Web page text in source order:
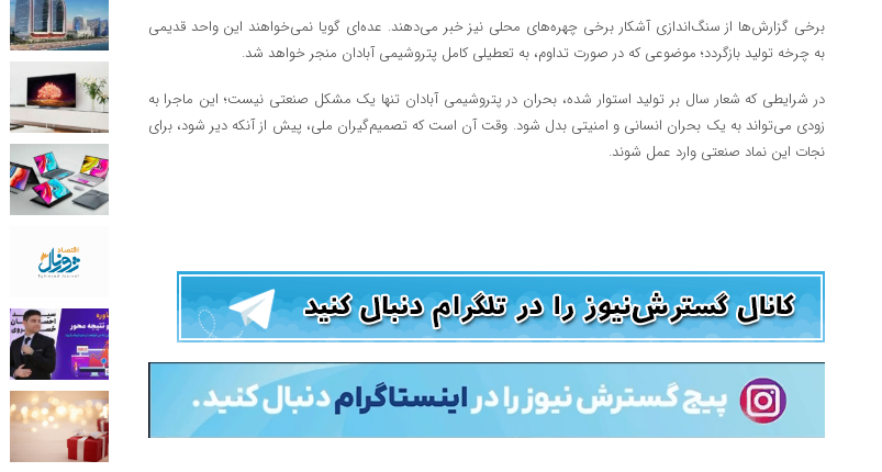
برخی گزارش‌ها از سنگ‌اندازی آشکار برخی چهره‌های محلی نیز خبر می‌دهند. عده‌ای گویا نمی‌خواهند این واحد قدیمی
به چرخه تولید بازگردد؛ موضوعی که در صورت تداوم، به تعطیلی کامل پتروشیمی آبادان منجر خواهد شد.
در شرایطی که شعار سال بر تولید استوار شده، بحران در پتروشیمی آبادان تنها یک مشکل صنعتی نیست؛ این ماجرا به
زودی می‌تواند به یک بحران انسانی و امنیتی بدل شود. وقت آن است که تصمیم‌گیران ملی، پیش از آنکه دیر شود، برای
نجات این نماد صنعتی وارد عمل شوند.